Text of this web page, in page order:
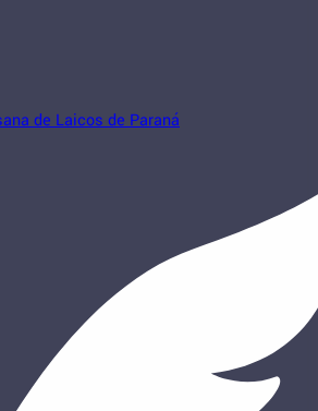
de Laicos de Paraná